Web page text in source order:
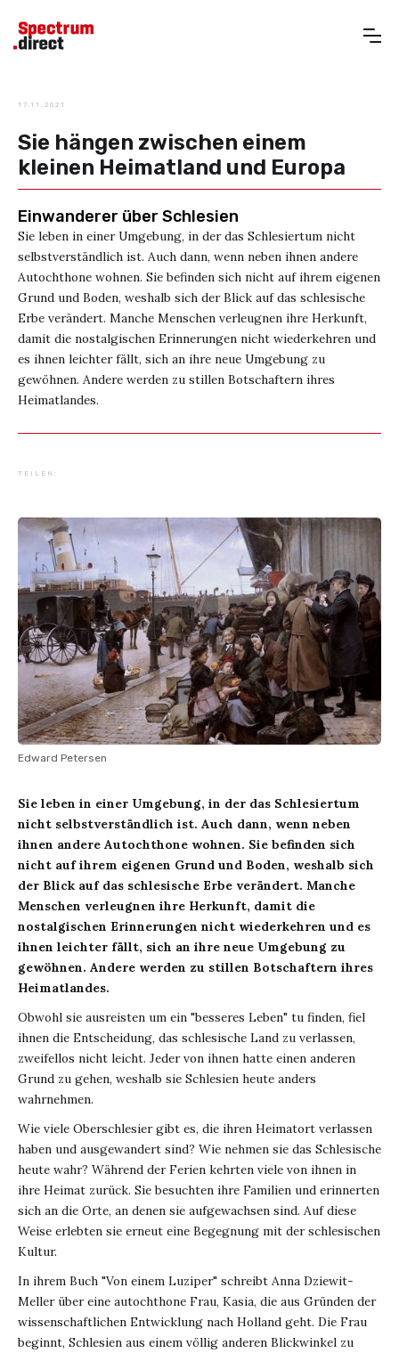
17.11.2021
Sie hängen zwischen einem
kleinen Heimatland und Europa
Einwanderer über Schlesien
Sie leben in einer Umgebung, in der das Schlesiertum nicht
selbstverständlich ist. Auch dann, wenn neben ihnen andere
Autochthone wohnen. Sie befinden sich nicht auf ihrem eigenen
Grund und Boden, weshalb sich der Blick auf das schlesische
Erbe verändert. Manche Menschen verleugnen ihre Herkunft,
damit die nostalgischen Erinnerungen nicht wiederkehren und
es ihnen leichter fällt, sich an ihre neue Umgebung zu
gewöhnen. Andere werden zu stillen Botschaftern ihres
Heimatlandes.
TEILEN:
Edward Petersen
Sie leben in einer Umgebung, in der das Schlesiertum
nicht selbstverständlich ist. Auch dann, wenn neben
ihnen andere Autochthone wohnen. Sie befinden sich
nicht auf ihrem eigenen Grund und Boden, weshalb sich
der Blick auf das schlesische Erbe verändert. Manche
Menschen verleugnen ihre Herkunft, damit die
nostalgischen Erinnerungen nicht wiederkehren und es
ihnen leichter fällt, sich an ihre neue Umgebung zu
gewöhnen. Andere werden zu stillen Botschaftern ihres
Heimatlandes.
Obwohl sie ausreisten um ein "besseres Leben" tu finden, fiel
ihnen die Entscheidung, das schlesische Land zu verlassen,
zweifellos nicht leicht. Jeder von ihnen hatte einen anderen
Grund zu gehen, weshalb sie Schlesien heute anders
wahrnehmen.
Wie viele Oberschlesier gibt es, die ihren Heimatort verlassen
haben und ausgewandert sind? Wie nehmen sie das Schlesische
heute wahr? Während der Ferien kehrten viele von ihnen in
ihre Heimat zurück. Sie besuchten ihre Familien und erinnerten
sich an die Orte, an denen sie aufgewachsen sind. Auf diese
Weise erlebten sie erneut eine Begegnung mit der schlesischen
Kultur.
In ihrem Buch "Von einem Luziper" schreibt Anna Dziewit-
Meller über eine autochthone Frau, Kasia, die aus Gründen der
wissenschaftlichen Entwicklung nach Holland geht. Die Frau
beginnt, Schlesien aus einem völlig anderen Blickwinkel zu